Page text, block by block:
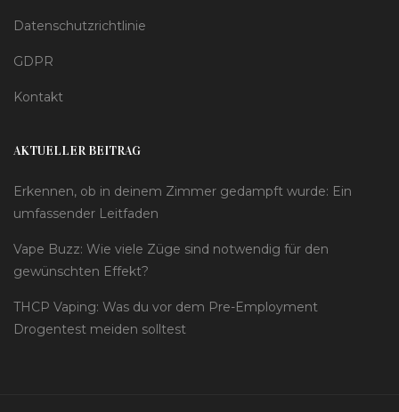
Datenschutzrichtlinie
GDPR
Kontakt
AKTUELLER BEITRAG
Erkennen, ob in deinem Zimmer gedampft wurde: Ein
umfassender Leitfaden
Vape Buzz: Wie viele Züge sind notwendig für den
gewünschten Effekt?
THCP Vaping: Was du vor dem Pre-Employment
Drogentest meiden solltest